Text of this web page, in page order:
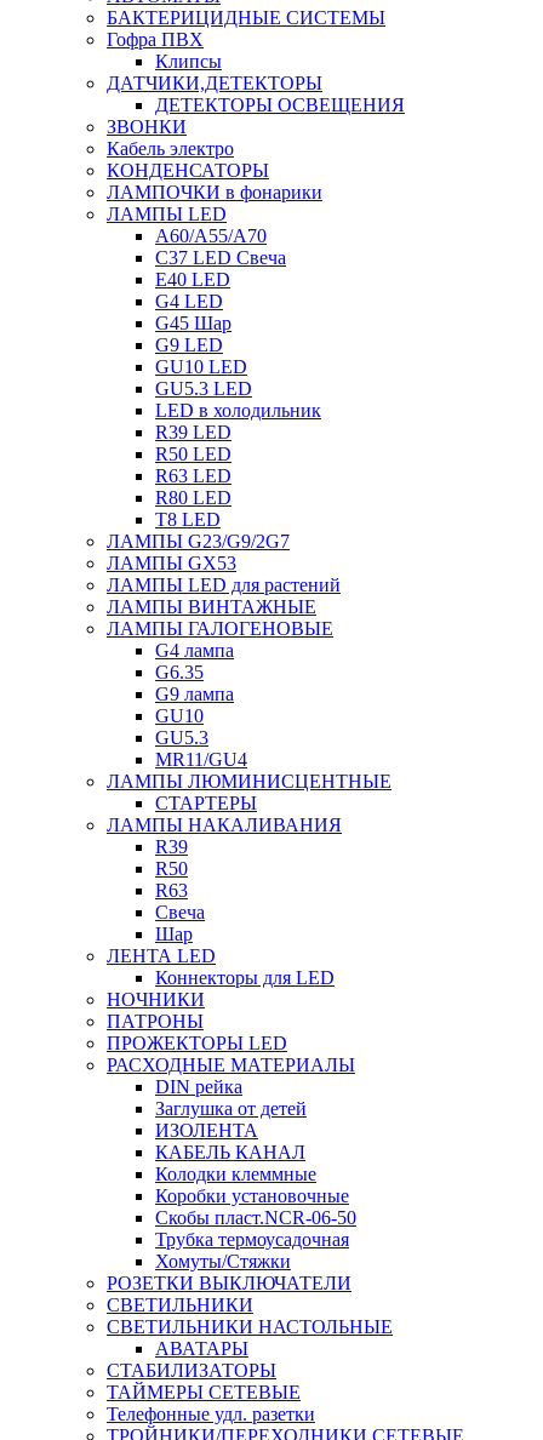
БАКТЕРИЦИДНЫЕ СИСТЕМЫ
Гофра ПВХ
Клипсы
ДАТЧИКИ,ДЕТЕКТОРЫ
ДЕТЕКТОРЫ ОСВЕЩЕНИЯ
ЗВОНКИ
Кабель электро
КОНДЕНСАТОРЫ
ЛАМПОЧКИ в фонарики
ЛАМПЫ LED
A60/A55/A70
C37 LED Свеча
E40 LED
G4 LED
G45 Шар
G9 LED
GU10 LED
GU5.3 LED
LED в холодильник
R39 LED
R50 LED
R63 LED
R80 LED
T8 LED
ЛАМПЫ G23/G9/2G7
ЛАМПЫ GX53
ЛАМПЫ LED для растений
ЛАМПЫ ВИНТАЖНЫЕ
ЛАМПЫ ГАЛОГЕНОВЫЕ
G4 лампа
G6.35
G9 лампа
GU10
GU5.3
MR11/GU4
ЛАМПЫ ЛЮМИНИСЦЕНТНЫЕ
СТАРТЕРЫ
ЛАМПЫ НАКАЛИВАНИЯ
R39
R50
R63
Свеча
Шар
ЛЕНТА LED
Коннекторы для LED
НОЧНИКИ
ПАТРОНЫ
ПРОЖЕКТОРЫ LED
РАСХОДНЫЕ МАТЕРИАЛЫ
DIN рейка
Заглушка от детей
ИЗОЛЕНТА
КАБЕЛЬ КАНАЛ
Колодки клеммные
Коробки установочные
Скобы пласт.NCR-06-50
Трубка термоусадочная
Хомуты/Стяжки
РОЗЕТКИ ВЫКЛЮЧАТЕЛИ
СВЕТИЛЬНИКИ
СВЕТИЛЬНИКИ НАСТОЛЬНЫЕ
АВАТАРЫ
СТАБИЛИЗАТОРЫ
ТАЙМЕРЫ СЕТЕВЫЕ
Телефонные удл. разетки
ТРОЙНИКИ/ПЕРЕХОДНИКИ СЕТЕВЫЕ